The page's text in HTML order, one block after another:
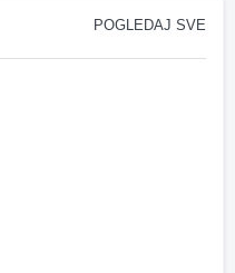
POGLEDAJ SVE